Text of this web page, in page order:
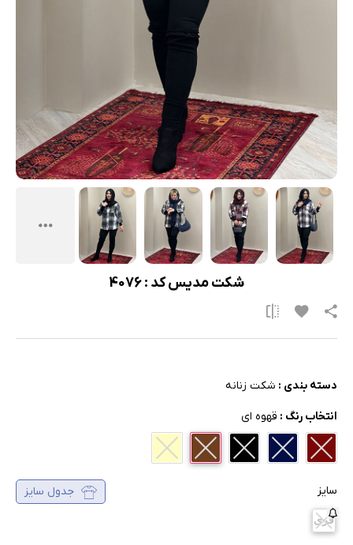
شکت مدیس کد : 4076
دسته بندی : شکت زنانه
انتخاب رنگ : قهوه ای
سایز جدول سایز
فری